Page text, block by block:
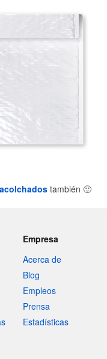
también 🙂
Empresa
Acerca de
Blog
Empleos
Prensa
Estadísticas